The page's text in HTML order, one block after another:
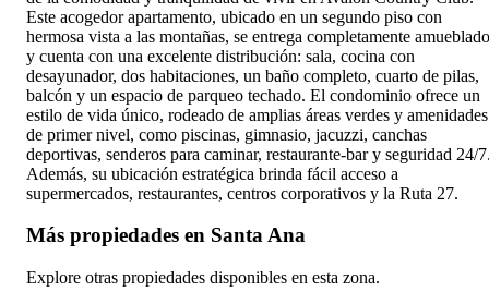
Este acogedor apartamento, ubicado en un segundo piso con
hermosa vista a las montañas, se entrega completamente amueblado
y cuenta con una excelente distribución: sala, cocina con
desayunador, dos habitaciones, un baño completo, cuarto de pilas,
balcón y un espacio de parqueo techado. El condominio ofrece un
estilo de vida único, rodeado de amplias áreas verdes y amenidades
de primer nivel, como piscinas, gimnasio, jacuzzi, canchas
deportivas, senderos para caminar, restaurante-bar y seguridad 24/
Además, su ubicación estratégica brinda fácil acceso a
supermercados, restaurantes, centros corporativos y la Ruta 27.
Más propiedades en Santa Ana
Explore otras propiedades disponibles en esta zona.